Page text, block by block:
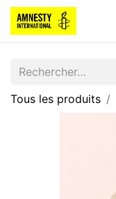
Tous les produits